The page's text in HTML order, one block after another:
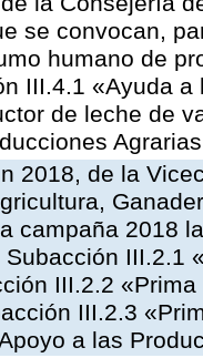
se convocan,
humano de
III.4.1 «Ayuda
de leche de
2018, de la
campaña 2018
III.2.1
III.2.2
III.2.3
a las